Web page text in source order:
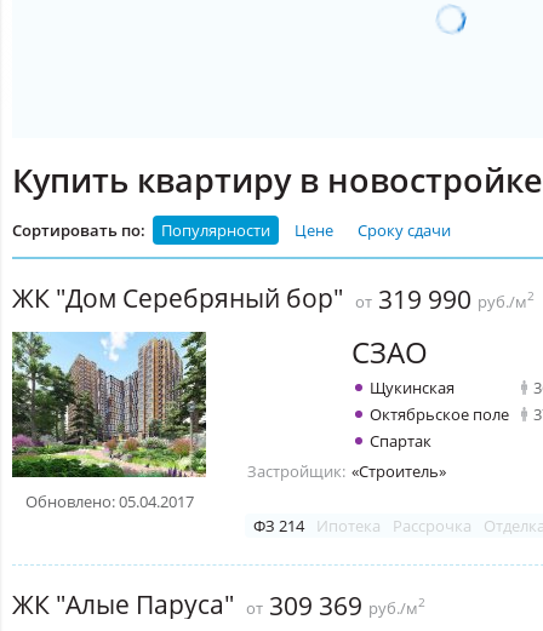
Купить квартиру в
Сортировать по: Популярности Цене Сроку сдачи
ЖК "Дом Серебряный бор" от 319 990 руб./м2
Обновлено: 05.04.2017
СЗАО
Щукинская
Октябрьское поле
Спартак
Застройщик: «Строитель»
ФЗ 214 Ипотека Рассрочка
ЖК "Алые Паруса" от 309 369 руб./м2